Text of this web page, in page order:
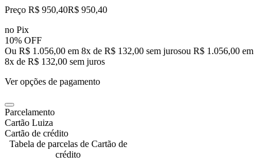
Preço R$ 950,40R$ 950,40
no Pix
10% OFF
Ou R$ 1.056,00 em 8x de R$ 132,00 sem jurosou R$ 1.056,00 em
8x de R$ 132,00 sem juros
Ver opções de pagamento
Parcelamento
Cartão Luiza
Cartão de crédito
Tabela de parcelas de Cartão de
crédito